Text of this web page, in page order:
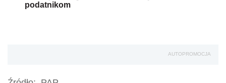
podatnikom
AUTOPROMOCJA